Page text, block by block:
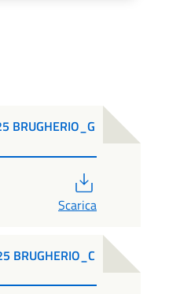
BRUGHERIO_G
Scarica
BRUGHERIO_C